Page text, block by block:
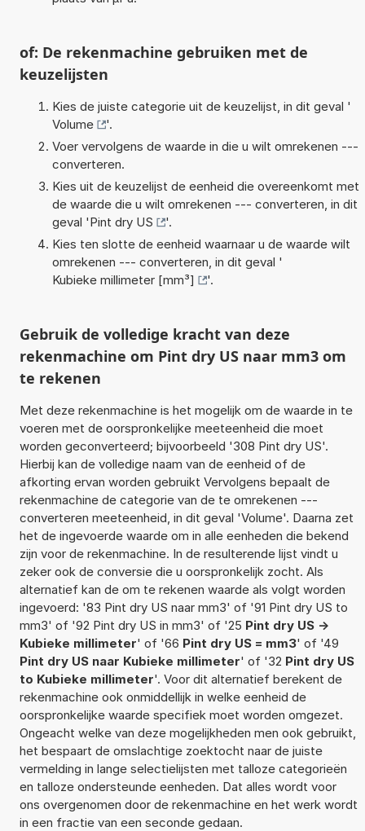
of: De rekenmachine gebruiken met de
keuzelijsten
Kies de juiste categorie uit de keuzelijst, in dit geval '
Volume
'.
Voer vervolgens de waarde in die u wilt omrekenen ---
converteren.
Kies uit de keuzelijst de eenheid die overeenkomt met
de waarde die u wilt omrekenen --- converteren, in dit
geval 'Pint dry US
'.
Kies ten slotte de eenheid waarnaar u de waarde wilt
omrekenen --- converteren, in dit geval '
Kubieke millimeter [mm³]
'.
Gebruik de volledige kracht van deze
rekenmachine om Pint dry US naar mm3 om
te rekenen
Met deze rekenmachine is het mogelijk om de waarde in te
voeren met de oorspronkelijke meeteenheid die moet
worden geconverteerd; bijvoorbeeld '308 Pint dry US'.
Hierbij kan de volledige naam van de eenheid of de
afkorting ervan worden gebruikt Vervolgens bepaalt de
rekenmachine de categorie van de te omrekenen ---
converteren meeteenheid, in dit geval 'Volume'. Daarna zet
het de ingevoerde waarde om in alle eenheden die bekend
zijn voor de rekenmachine. In de resulterende lijst vindt u
zeker ook de conversie die u oorspronkelijk zocht. Als
alternatief kan de om te rekenen waarde als volgt worden
ingevoerd: '83 Pint dry US naar mm3' of '91 Pint dry US to
mm3' of '92 Pint dry US in mm3' of '25 Pint dry US ->
Kubieke millimeter' of '66 Pint dry US = mm3' of '49
Pint dry US naar Kubieke millimeter' of '32 Pint dry US
to Kubieke millimeter'. Voor dit alternatief berekent de
rekenmachine ook onmiddellijk in welke eenheid de
oorspronkelijke waarde specifiek moet worden omgezet.
Ongeacht welke van deze mogelijkheden men ook gebruikt,
het bespaart de omslachtige zoektocht naar de juiste
vermelding in lange selectielijsten met talloze categorieën
en talloze ondersteunde eenheden. Dat alles wordt voor
ons overgenomen door de rekenmachine en het werk wordt
in een fractie van een seconde gedaan.